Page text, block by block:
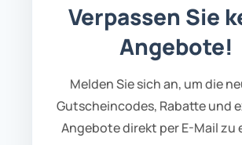
Verpassen Sie
Angebote!
Melden Sie sich an, um die
Gutscheincodes, Rabatte und
Angebote direkt per E-Mail zu